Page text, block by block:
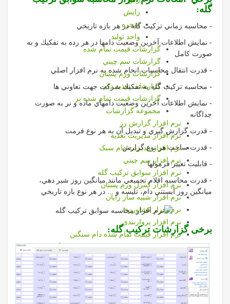
زايش
شجره
واحد توليد
گزارشات قيمت تمام شده
گزارشات سم چيني
گزارشات ورم پستان
گزارشات تغذیه دام
گزارشات قیمت تمام شده بز
مجموعه گزارشات
نرم افزار گزارش رز
نرم افزار مديريت تغذيه
نرم افزار مدیریت دام سبک
نرم افزار سم چيني
نرم افزار سوابق تركيب گله
نرم افزار كنترل ورم پستان
نرم افزار شبیه ساز رایان
نرم افزار کشاورزی
نرم افزار پرواربندی
نرم افزار قيمت تمام شده دام سنگین
برخي خروجي هاي قيمت تمام شده
خدمات
فیلمهای آموزشی نرم افزارها
فيلم آموزشي نرم افزار دامپروری
گله:
- محاسبه زماني تركيب گله در هر بازه تاريخي
- نمايش اطلاعات آخرين وضعيت دامها در هر رده به تفكيك و به
صورت كامل
- قدرت انتقال محاسبات انجام شده به نرم افزار اصلي
- محاسبه تركيب گله به تفكيك شركت جهت تعاوني ها
- نمايش اطلاعات آخرين وضعيت دامهاي ماده و نر به صورت
جداگانه
- قدرت گزارش گيري و تبديل آن به هر نوع فرمت
- قدرت ساخت هر نوع گزارش
- قابليت تغيير فرمولها
- قدرت محاسبه اقلام تجميعي مانند ميانگين روز شير دهي،
ميانگين روز آبستني دام، تليسه و ... در هر نوع بازه تاريخي
برخی گزارشات ترکیب گله: